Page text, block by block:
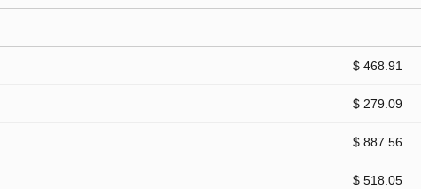
$ 468.91
$ 279.09
$ 887.56
$ 518.05